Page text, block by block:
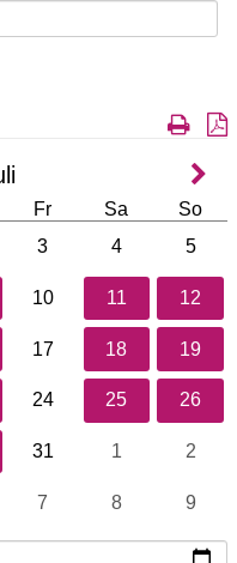
Fr Sa
So
3 4 5
10 11 12
17 18 19
24 25 26
31 1 2
7 8 9